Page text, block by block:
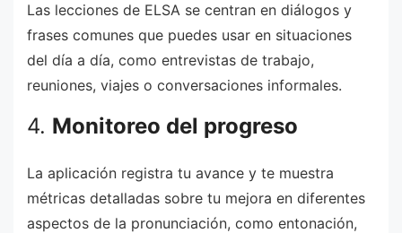
Las lecciones de ELSA se centran en diálogos y
frases comunes que puedes usar en situaciones
del día a día, como entrevistas de trabajo,
reuniones, viajes o conversaciones informales.
4. Monitoreo del progreso
La aplicación registra tu avance y te muestra
métricas detalladas sobre tu mejora en diferentes
aspectos de la pronunciación, como entonación,